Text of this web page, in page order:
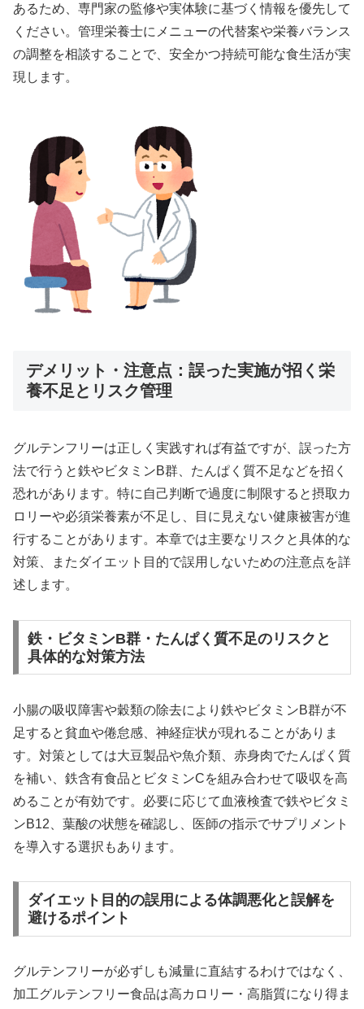
あるため、専門家の監修や実体験に基づく情報を優先して
ください。管理栄養士にメニューの代替案や栄養バランス
の調整を相談することで、安全かつ持続可能な食生活が実
現します。
デメリット・注意点：誤った実施が招く栄
養不足とリスク管理
グルテンフリーは正しく実践すれば有益ですが、誤った方
法で行うと鉄やビタミンB群、たんぱく質不足などを招く
恐れがあります。特に自己判断で過度に制限すると摂取カ
ロリーや必須栄養素が不足し、目に見えない健康被害が進
行することがあります。本章では主要なリスクと具体的な
対策、またダイエット目的で誤用しないための注意点を詳
述します。
鉄・ビタミンB群・たんぱく質不足のリスクと
具体的な対策方法
小腸の吸収障害や穀類の除去により鉄やビタミンB群が不
足すると貧血や倦怠感、神経症状が現れることがありま
す。対策としては大豆製品や魚介類、赤身肉でたんぱく質
を補い、鉄含有食品とビタミンCを組み合わせて吸収を高
めることが有効です。必要に応じて血液検査で鉄やビタミ
ンB12、葉酸の状態を確認し、医師の指示でサプリメント
を導入する選択もあります。
ダイエット目的の誤用による体調悪化と誤解を
避けるポイント
グルテンフリーが必ずしも減量に直結するわけではなく、
加工グルテンフリー食品は高カロリー・高脂質になり得ま